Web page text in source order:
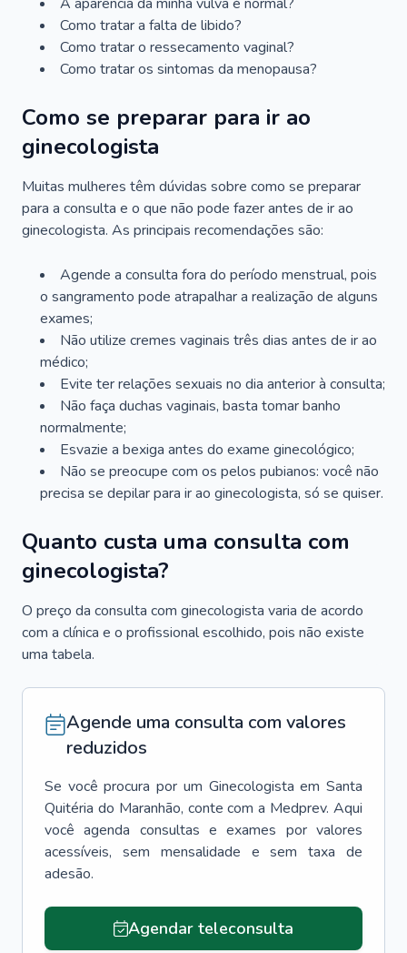
Como tratar a falta de libido?
Como tratar o ressecamento vaginal?
Como tratar os sintomas da menopausa?
Como se preparar para ir ao
ginecologista
Muitas mulheres têm dúvidas sobre como se preparar
para a consulta e o que não pode fazer antes de ir ao
ginecologista. As principais recomendações são:
Agende a consulta fora do período menstrual, pois
o sangramento pode atrapalhar a realização de alguns
exames;
Não utilize cremes vaginais três dias antes de ir ao
médico;
Evite ter relações sexuais no dia anterior à consulta;
Não faça duchas vaginais, basta tomar banho
normalmente;
Esvazie a bexiga antes do exame ginecológico;
Não se preocupe com os pelos pubianos: você não
precisa se depilar para ir ao ginecologista, só se quiser.
Quanto custa uma consulta com
ginecologista?
O preço da consulta com ginecologista varia de acordo
com a clínica e o profissional escolhido, pois não existe
uma tabela.
Agende uma consulta com valores
reduzidos
Se você procura por um Ginecologista em Santa
Quitéria do Maranhão, conte com a Medprev. Aqui
você agenda consultas e exames por valores
acessíveis, sem mensalidade e sem taxa de
adesão.
Agendar teleconsulta